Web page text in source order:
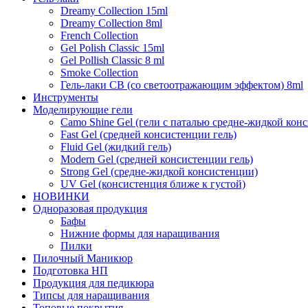
Dreamy Collection 15ml
Dreamy Collection 8ml
French Collection
Gel Polish Classic 15ml
Gel Pollish Classic 8 ml
Smoke Collection
Гель-лаки СВ (со светоотражающим эффектом) 8ml
Инструменты
Моделирующие гели
Camo Shine Gel (гели с паталью средне-жидкой
Fast Gel (средней консистенции гель)
Fluid Gel (жидкий гель)
Modern Gel (средней консистенции гель)
Strong Gel (средне-жидкой консистенции)
UV Gel (консистенция ближе к густой)
НОВИНКИ
Одноразовая продукция
Бафы
Нижние формы для наращивания
Пилки
Пилочный Маникюр
Подготовка НП
Продукция для педикюра
Типсы для наращивания